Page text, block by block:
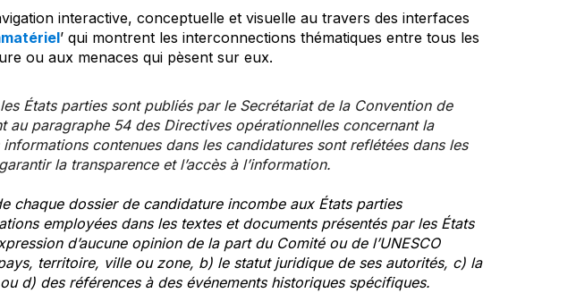
interactive, conceptuelle et visuelle au travers des interfaces
’ qui montrent les interconnections thématiques entre tous les
ou aux menaces qui pèsent sur eux.
États parties sont publiés par le Secrétariat de la Convention de
au paragraphe 54 des Directives opérationnelles concernant la
contenues dans les candidatures sont reflétées dans les
la transparence et l’accès à l’information.
chaque dossier de candidature incombe aux États parties
employées dans les textes et documents présentés par les États
d’aucune opinion de la part du Comité ou de l’UNESCO
territoire, ville ou zone, b) le statut juridique de ses autorités, c) la
d) des références à des événements historiques spécifiques.